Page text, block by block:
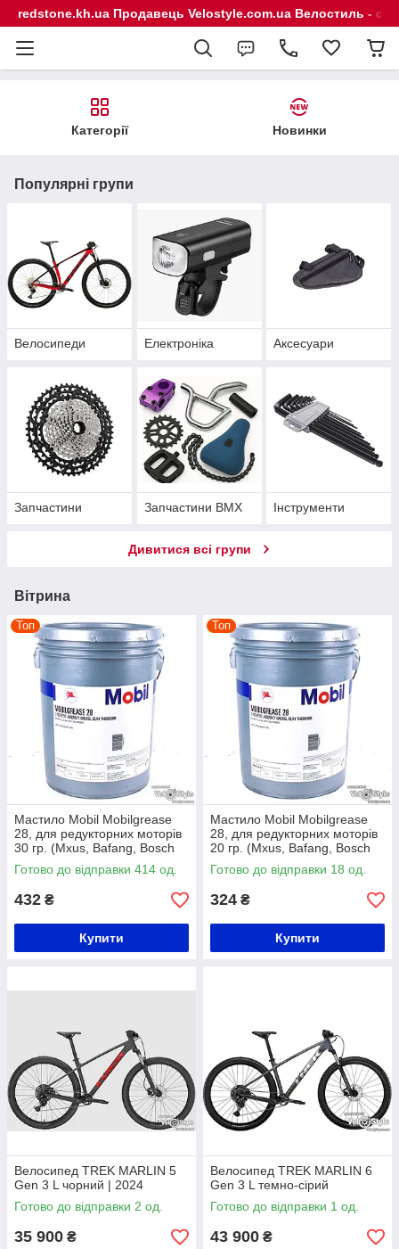
redstone.kh.ua Продавець Velostyle.com.ua Велостиль -
Категорії Новинки
Популярні групи
Велосипеди Електроніка Аксесуари
Запчастини Запчастини BMX Інструменти
Дивитися всі групи
Вітрина
Топ
Мастило Mobil Mobilgrease
28, для редукторних моторів
30 гр. (Mxus, Bafang, Bosch
...)
Готово до відправки 414 од.
432 ₴
Купити
Топ
Мастило Mobil Mobilgrease
28, для редукторних моторів
20 гр. (Mxus, Bafang, Bosch
...)
Готово до відправки 18 од.
324 ₴
Купити
Велосипед TREK MARLIN 5
Gen 3 L чорний | 2024
Готово до відправки 2 од.
35 900 ₴
Велосипед TREK MARLIN 6
Gen 3 L темно-сірий
Готово до відправки 1 од.
43 900 ₴